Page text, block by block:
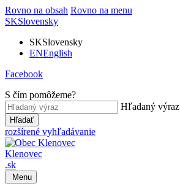
Rovno na obsah Rovno na menu
SKSlovensky
SKSlovensky
ENEnglish
Facebook
S čím pomôžeme?
Hľadaný výraz
Hľadať
rozšírené vyhľadávanie
Klenovec
.sk
Menu